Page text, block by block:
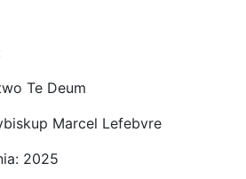
Te Deum
Marcel Lefebvre
2025